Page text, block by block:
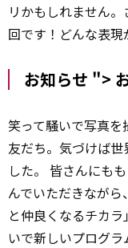
リかもしれません
回です！どんな表現
お知らせ ">
笑って騒いで写真を
友だち。気づけば
した。 皆さんにも
んでいただきなが
と仲良くなるチカ
いで新しいプログ